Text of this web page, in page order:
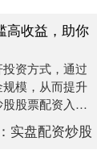
高收益，助你
资方式，通过
模，从而提升
股票配资入门
优势： * **低门
实盘配资炒股